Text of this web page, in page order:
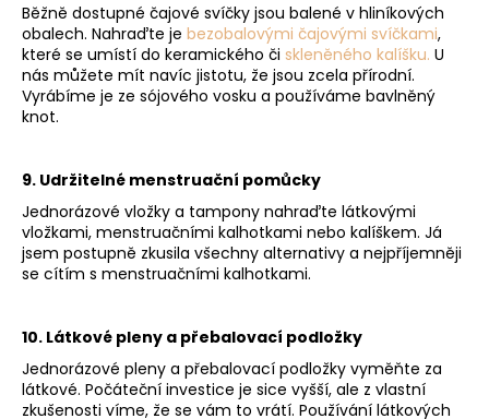
Běžně dostupné čajové svíčky jsou balené v hliníkových
obalech. Nahraďte je bezobalovými čajovými svíčkami,
které se umístí do keramického či skleněného kalíšku. U
nás můžete mít navíc jistotu, že jsou zcela přírodní.
Vyrábíme je ze sójového vosku a používáme bavlněný
knot.
9. Udržitelné menstruační pomůcky
Jednorázové vložky a tampony nahraďte látkovými
vložkami, menstruačními kalhotkami nebo kalíškem. Já
jsem postupně zkusila všechny alternativy a nejpříjemněji
se cítím s menstruačními kalhotkami.
10. Látkové pleny a přebalovací podložky
Jednorázové pleny a přebalovací podložky vyměňte za
látkové. Počáteční investice je sice vyšší, ale z vlastní
zkušenosti víme, že se vám to vrátí. Používání látkových